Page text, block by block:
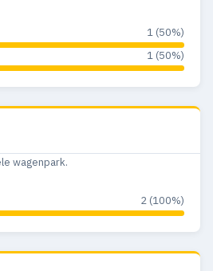
1 (50%)
1 (50%)
wagenpark.
2 (100%)